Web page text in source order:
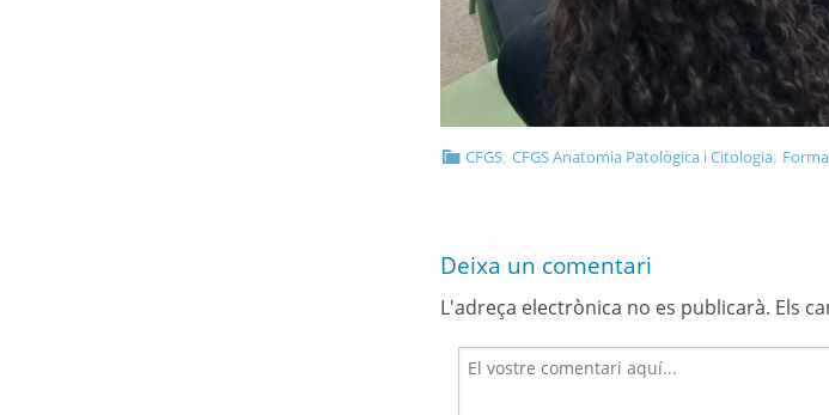
CFGS,CFGS Anatomia Patològica i Citologia,
Deixa un comentari
L'adreça electrònica no es publicarà. Els